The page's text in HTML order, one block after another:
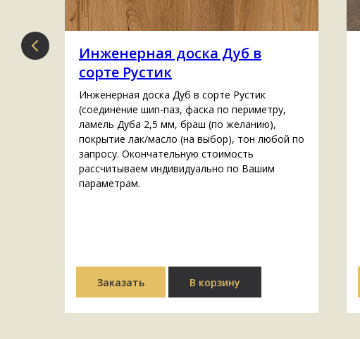
Инженерная доска Дуб в
сорте Рустик
Инженерная доска Дуб в сорте Рустик
(cоединение шип-паз, фаска по периметру,
ламель Дуба 2,5 мм, браш (по желанию),
покрытие лак/масло (на выбор), тон любой по
запросу. Окончательную стоимость
рассчитываем индивидуально по Вашим
параметрам.
Заказать В корзину